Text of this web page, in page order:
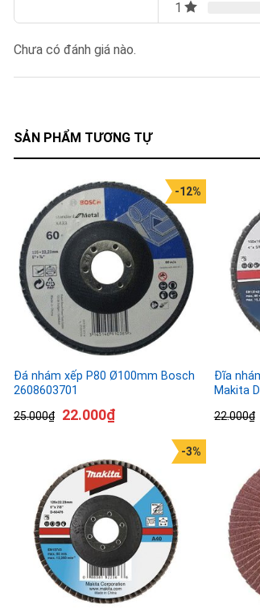
1
Chưa có đánh giá nào.
SẢN PHẨM TƯƠNG TỰ
Đá nhám xếp P80 Ø100mm Bosch
2608603701
25.000₫
-12%
22.000₫
Đĩa
Makita
22.000₫
-3%